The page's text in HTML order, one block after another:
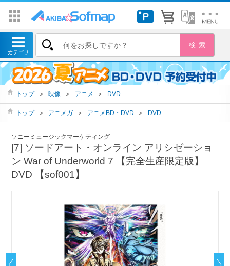
トップ ＞ 映像 ＞ アニメ ＞ DVD
トップ ＞ アニメガ ＞ アニメBD・DVD ＞ DVD
ソニーミュージックマーケティング
[7] ソードアート・オンライン アリシゼーショ
ン War of Underworld 7 【完全生産限定版】
DVD 【sof001】